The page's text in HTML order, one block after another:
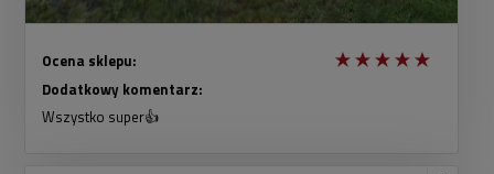
Ocena sklepu:
Dodatkowy komentarz:
Wszystko super👍